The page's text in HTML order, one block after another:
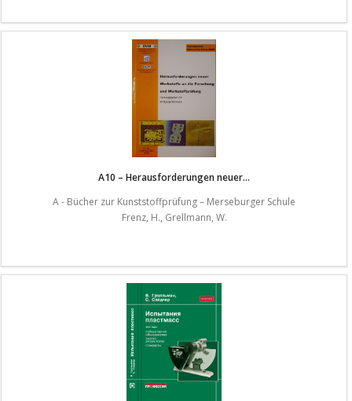
A10 – Herausforderungen neuer...
A - Bücher zur Kunststoffprüfung – Merseburger Schule
Frenz, H., Grellmann, W.